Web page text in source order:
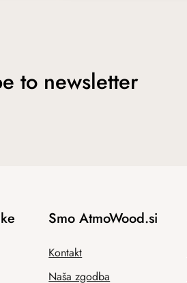
to newsletter
Smo AtmoWood.si
Kontakt
Naša zgodba